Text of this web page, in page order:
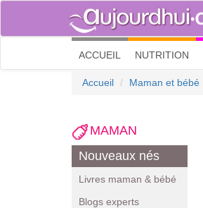
ACCUEIL (current)
NUTRITION
Accueil Maman et bébé
MAMAN
Nouveaux nés
Livres maman & bébé
Blogs experts